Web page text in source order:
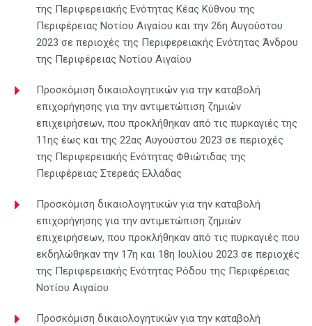
της Περιφερειακής Ενότητας Κέας Κύθνου της
Περιφέρειας Νοτίου Αιγαίου και την 26η Αυγούστου
2023 σε περιοχές της Περιφερειακής Ενότητας Άνδρου
της Περιφέρειας Νοτίου Αιγαίου
Προσκόμιση δικαιολογητικών για την καταβολή
επιχορήγησης για την αντιμετώπιση ζημιών
επιχειρήσεων, που προκλήθηκαν από τις πυρκαγιές της
11ης έως και της 22ας Αυγούστου 2023 σε περιοχές
της Περιφερειακής Ενότητας Φθιώτιδας της
Περιφέρειας Στερεάς Ελλάδας
Προσκόμιση δικαιολογητικών για την καταβολή
επιχορήγησης για την αντιμετώπιση ζημιών
επιχειρήσεων, που προκλήθηκαν από τις πυρκαγιές που
εκδηλώθηκαν την 17η και 18η Ιουλίου 2023 σε περιοχές
της Περιφερειακής Ενότητας Ρόδου της Περιφέρειας
Νοτίου Αιγαίου
Προσκόμιση δικαιολογητικών για την καταβολή